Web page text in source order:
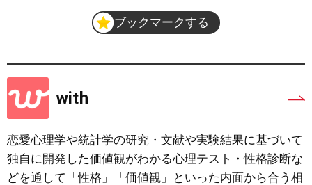
ブックマークする
with
恋愛心理学や統計学の研究・文献や実験結果に基づいて
独自に開発した価値観がわかる心理テスト・性格診断な
どを通して「性格」「価値観」といった内面から合う相